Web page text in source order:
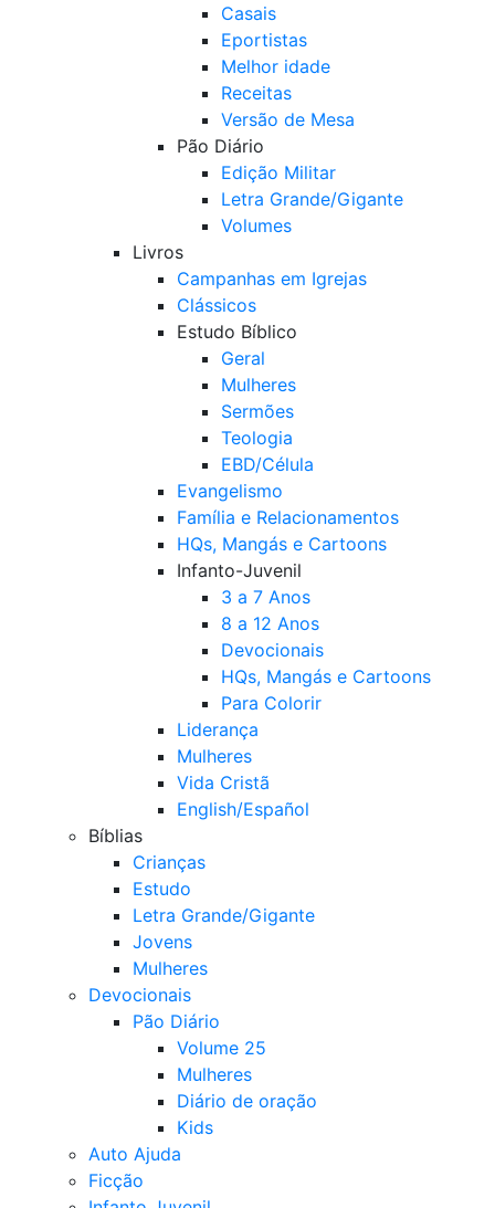
Casais
Eportistas
Melhor idade
Receitas
Versão de Mesa
Pão Diário
Edição Militar
Letra Grande/Gigante
Volumes
Livros
Campanhas em Igrejas
Clássicos
Estudo Bíblico
Geral
Mulheres
Sermões
Teologia
EBD/Célula
Evangelismo
Família e Relacionamentos
HQs, Mangás e Cartoons
Infanto-Juvenil
3 a 7 Anos
8 a 12 Anos
Devocionais
HQs, Mangás e Cartoons
Para Colorir
Liderança
Mulheres
Vida Cristã
English/Español
Bíblias
Crianças
Estudo
Letra Grande/Gigante
Jovens
Mulheres
Devocionais
Pão Diário
Volume 25
Mulheres
Diário de oração
Kids
Auto Ajuda
Ficção